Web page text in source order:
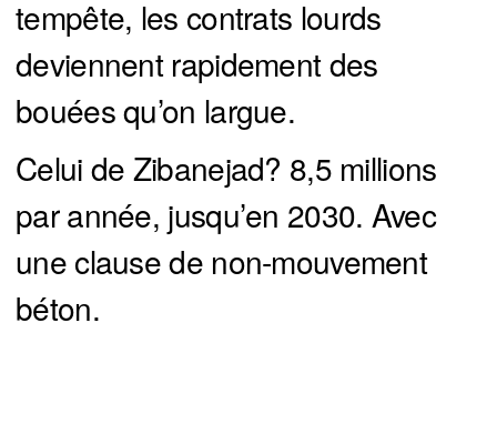
tempête, les contrats lourds
deviennent rapidement des
bouées qu’on largue.
Celui de Zibanejad? 8,5 millions
par année, jusqu’en 2030. Avec
une clause de non-mouvement
béton.